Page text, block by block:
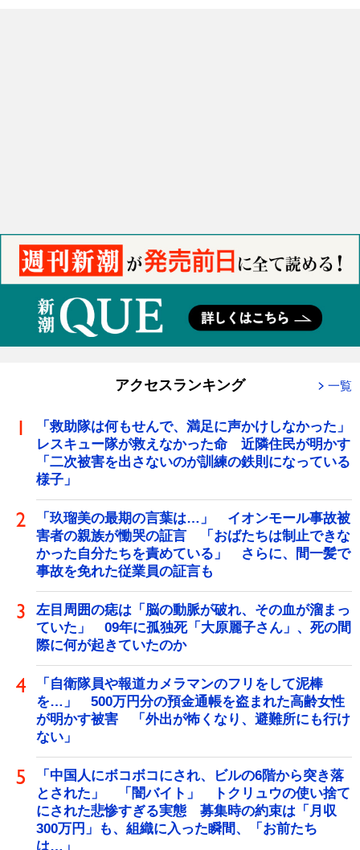
アクセスランキング 一覧
「救助隊は何もせんで、満足に声かけしなかった」
レスキュー隊が救えなかった命 近隣住民が明かす
「二次被害を出さないのが訓練の鉄則になっている
様子」
「玖瑠美の最期の言葉は…」 イオンモール事故被
害者の親族が慟哭の証言 「おばたちは制止できな
かった自分たちを責めている」 さらに、間一髪で
事故を免れた従業員の証言も
左目周囲の痣は「脳の動脈が破れ、その血が溜まっ
ていた」 09年に孤独死「大原麗子さん」、死の間
際に何が起きていたのか
「自衛隊員や報道カメラマンのフリをして泥棒
を…」 500万円分の預金通帳を盗まれた高齢女性
が明かす被害 「外出が怖くなり、避難所にも行け
ない」
「中国人にボコボコにされ、ビルの6階から突き落
とされた」 「闇バイト」 トクリュウの使い捨て
にされた悲惨すぎる実態 募集時の約束は「月収
300万円」も、組織に入った瞬間、「お前たち
は…」